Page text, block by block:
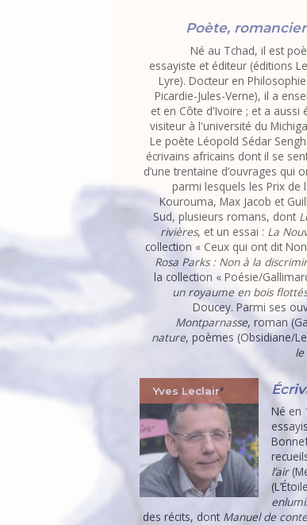
Poète,
Né au Tchad, il est
essayiste et éditeur (éditions
Lyre). Docteur en
Picardie-Jules-Verne), il a
et en Côte d'Ivoire ; et a aussi
visiteur à l'université du
Le poète Léopold Sédar
écrivains africains dont il se
d’une trentaine d’ouvrages
parmi lesquels les Prix de
Kourouma, Max Jacob et
Sud, plusieurs romans, dont
rivières, et un essai : La
collection « Ceux qui ont dit
Rosa Parks : Non à la
la collection « Poésie/
un royaume en bois flottés
Doucey. Parmi ses
Montparnasse, roman
nature, poèmes (Obsidiane/
Yves Leclair
Né en
l’air
des récits, dont Manuel de